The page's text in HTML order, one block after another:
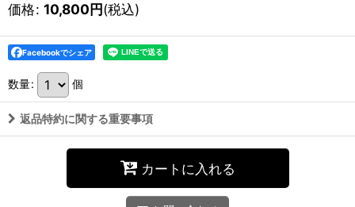
価格: 10,800円(税込)
Facebookでシェア
数量: 個
返品特約に関する重要事項
カートに入れる